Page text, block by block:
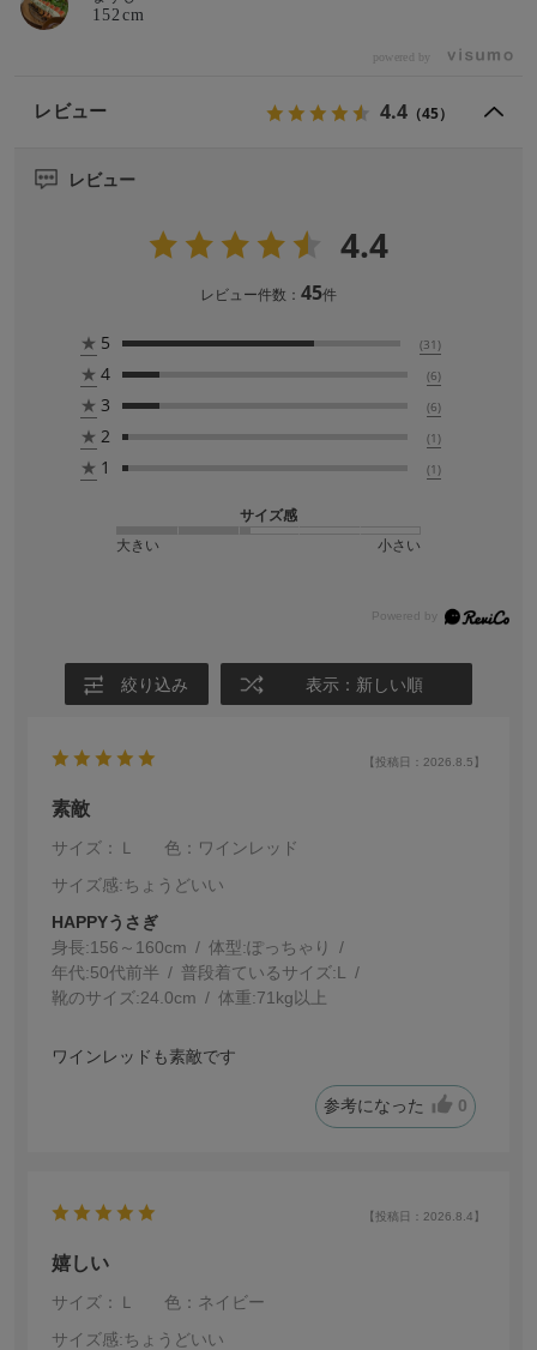
152cm
powered by
レビュー 4.4 （45）
レビュー
4.4
レビュー件数： 45件
★ 5 (31)
★ 4 (6)
★ 3 (6)
★ 2 (1)
★ 1 (1)
サイズ感
大きい
小さい
絞り込み 表示：新しい順
【投稿日：2026.8.5】
素敵
サイズ：Ｌ
色：ワインレッド
サイズ感:ちょうどいい
HAPPYうさぎ
身長:156～160cm 体型:ぽっちゃり
年代:50代前半 普段着ているサイズ:L
靴のサイズ:24.0cm 体重:71kg以上
ワインレッドも素敵です
参考になった 0
【投稿日：2026.8.4】
嬉しい
サイズ：Ｌ
色：ネイビー
サイズ感:ちょうどいい